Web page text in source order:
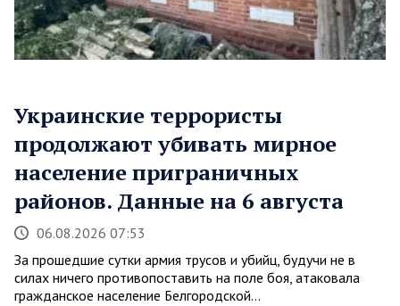
Украинские террористы
продолжают убивать мирное
население приграничных
районов. Данные на 6 августа
06.08.2026 07:53
За прошедшие сутки армия трусов и убийц, будучи не в
силах ничего противопоставить на поле боя, атаковала
гражданское население Белгородской…